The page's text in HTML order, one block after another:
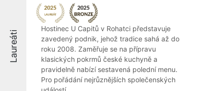
Laureáti
Hostinec U Capitů v Rohatci představuje
zavedený podnik, jehož tradice sahá až do
roku 2008. Zaměřuje se na přípravu
klasických pokrmů české kuchyně a
pravidelně nabízí sestavená polední menu.
Pro pořádání nejrůznějších společenských